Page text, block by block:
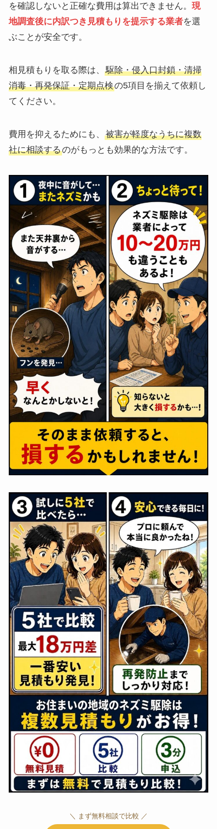
を確認しないと正確な費用は算出できません。 現
地調査後に内訳つき見積もりを提示する業者を選
ぶことが安全です。
相見積もりを取る際は、 駆除・侵入口封鎖・清掃
消毒・再発保証・定期点検の5項目を揃えて依頼し
てください。
費用を抑えるためにも、 被害が軽度なうちに複数
社に相談するのがもっとも効果的な方法です。
＼ まず無料相談で比較 ／